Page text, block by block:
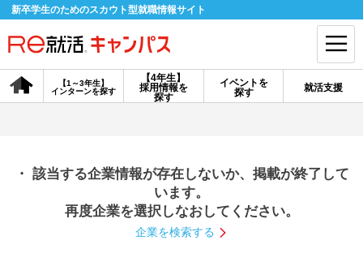
新卒学生のためのスカウト型就職情報サイト
【4年生】
採用情報を
探す
【1～3年生】
インターンを探す
イベントを
探す
就活支援
会員登録 ログイン
探す
【4年生】
説明会を探す
・ 該当する企業情報が存在しないか、掲載が終了して
います。
再度企業を選択しなおしてください。
企業を検索する